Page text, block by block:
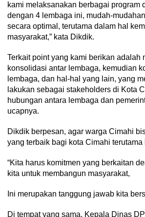
kami melaksanakan berbagai program
dengan 4 lembaga ini, mudah-
secara optimal, terutama dalam hal
masyarakat,” kata Dikdik.
Terkait point yang kami berikan adalah
konsolidasi antar lembaga, kemudian
lembaga, dan hal-hal yang lain, yang
lakukan sebagai stakeholders di Kota
hubungan antara lembaga dan
ucapnya.
Dikdik berpesan, agar warga Cimahi
yang terbaik bagi kota Cimahi terutama
“Kita harus komitmen yang berkaitan
kita untuk membangun masyarakat,
Ini merupakan tanggung jawab kita
Di tempat yang sama, Kepala Dinas